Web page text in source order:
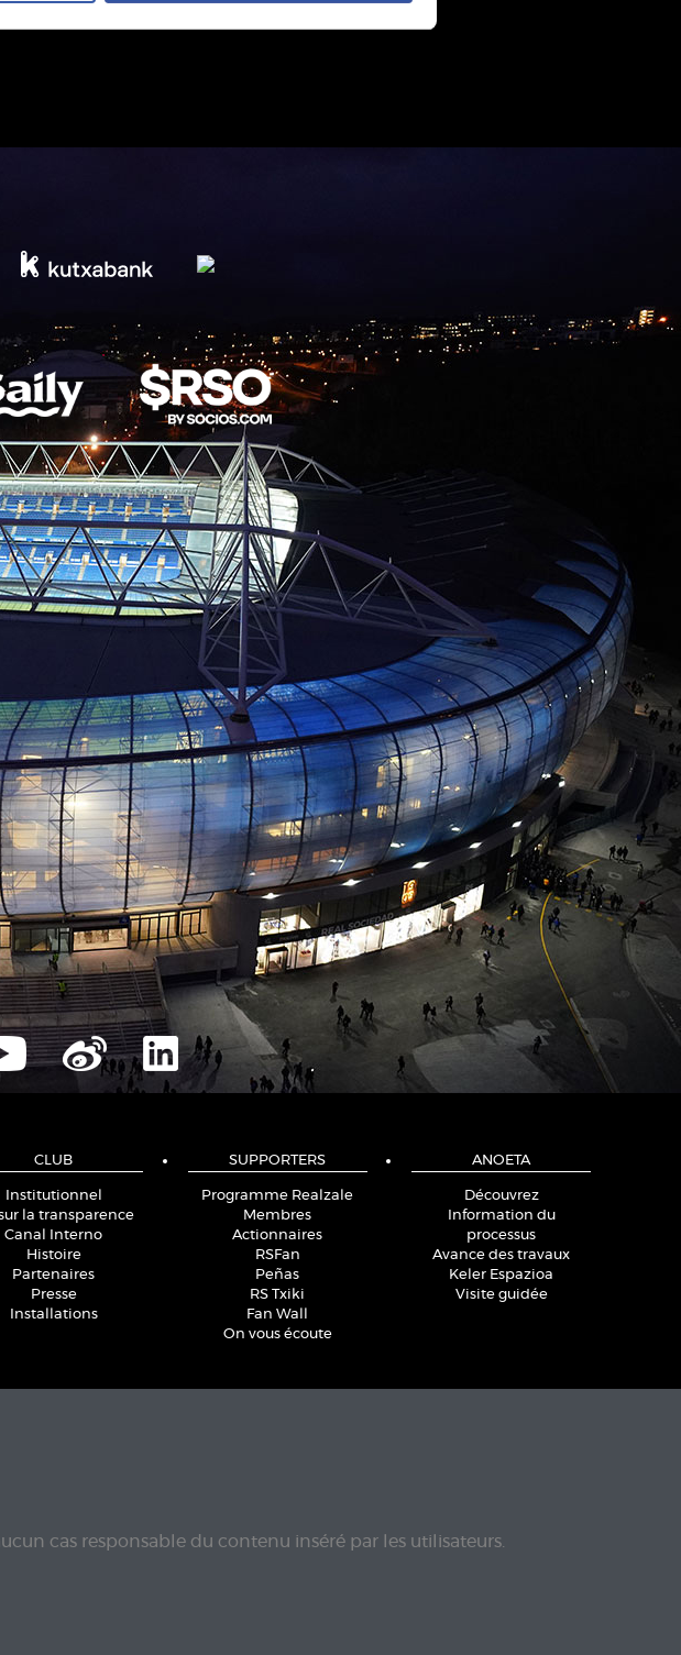
CLUB
Institutionnel
la transparence
Canal Interno
Histoire
Partenaires
Presse
Installations
SUPPORTERS
Programme Realzale
Membres
Actionnaires
RSFan
Peñas
RS Txiki
Fan Wall
On vous écoute
ANOETA
Découvrez
Information du
processus
Avance des travaux
Keler Espazioa
Visite guidée
cas responsable du contenu inséré par les utilisateurs.